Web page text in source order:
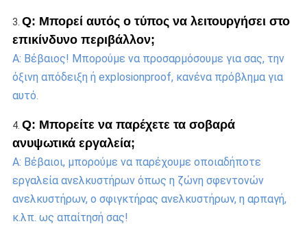
3. Q: Μπορεί αυτός ο τύπος να λειτουργήσει στο
επικίνδυνο περιβάλλον;
Α: Βέβαιος! Μπορούμε να προσαρμόσουμε για σας, την
όξινη απόδειξη ή explosionproof, κανένα πρόβλημα για
αυτό.
4. Q: Μπορείτε να παρέχετε τα σοβαρά
ανυψωτικά εργαλεία;
Α: Βέβαιοι, μπορούμε να παρέχουμε οποιαδήποτε
εργαλεία ανελκυστήρων όπως η ζώνη σφεντονών
ανελκυστήρων, ο σφιγκτήρας ανελκυστήρων, η αρπαγή,
κ.λπ. ως απαίτησή σας!